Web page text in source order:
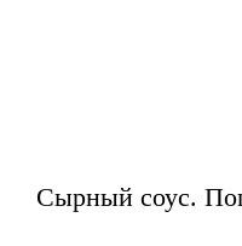
Сырный соус.